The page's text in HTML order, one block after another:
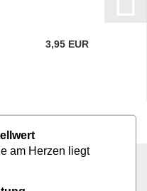
3,95 EUR
am Herzen liegt